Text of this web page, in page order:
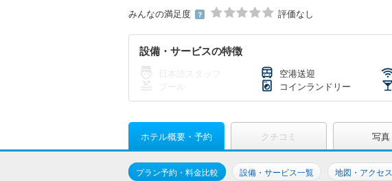
みんなの満足度 ？ 評価なし
設備・サービスの特徴
空港送迎
コインランドリー
ホテル概要・予約 クチコミ 写真
プラン予約・料金比較 設備・サービス一覧 地図・アクセス